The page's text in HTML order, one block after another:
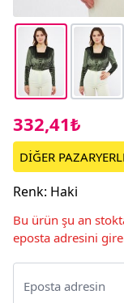
332,41₺
DİĞER
Renk: Haki
Bu ürün şu an
eposta adresini